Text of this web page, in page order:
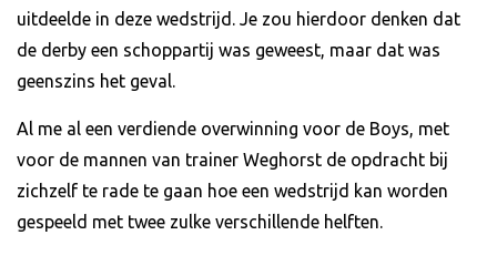
uitdeelde in deze wedstrijd. Je zou hierdoor denken dat
de derby een schoppartij was geweest, maar dat was
geenszins het geval.
Al me al een verdiende overwinning voor de Boys, met
voor de mannen van trainer Weghorst de opdracht bij
zichzelf te rade te gaan hoe een wedstrijd kan worden
gespeeld met twee zulke verschillende helften.